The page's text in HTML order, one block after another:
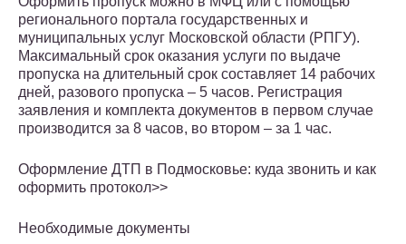
регионального портала государственных и
муниципальных услуг Московской области (РПГУ).
Максимальный срок оказания услуги по выдаче
пропуска на длительный срок составляет 14 рабочих
дней, разового пропуска – 5 часов. Регистрация
заявления и комплекта документов в первом случае
производится за 8 часов, во втором – за 1 час.
Оформление ДТП в Подмосковье: куда звонить и как
оформить протокол>>
Необходимые документы